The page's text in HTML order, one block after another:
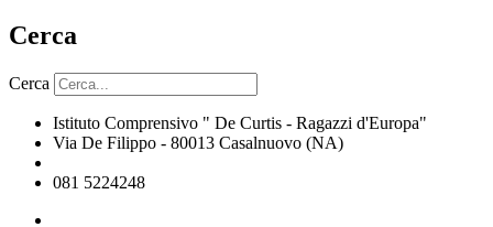
Cerca
Cerca
Istituto Comprensivo " De Curtis - Ragazzi d'Europa"
Via De Filippo - 80013 Casalnuovo (NA)
081 5224248